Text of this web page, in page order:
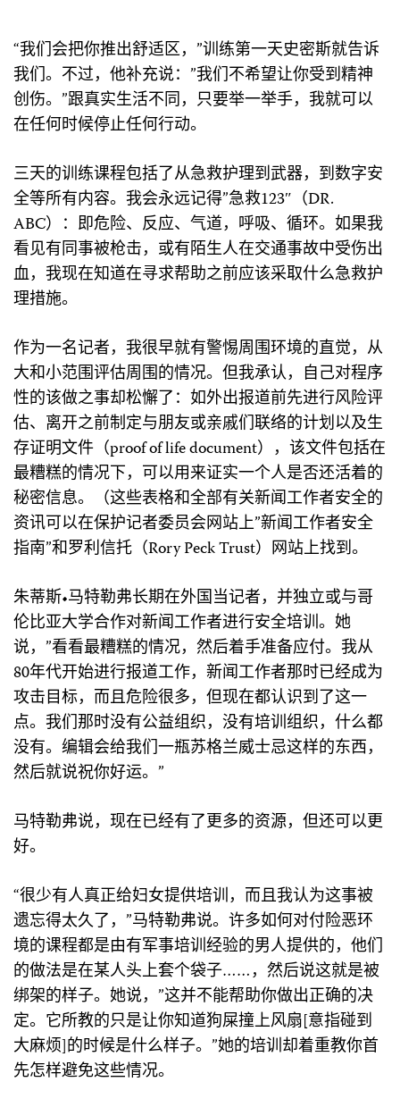
“我们会把你推出舒适区，”训练第一天史密斯就告诉
我们。不过，他补充说：”我们不希望让你受到精神
创伤。”跟真实生活不同，只要举一举手，我就可以
在任何时候停止任何行动。
三天的训练课程包括了从急救护理到武器，到数字安
全等所有内容。我会永远记得”急救123″（DR.
ABC）：即危险、反应、气道，呼吸、循环。如果我
看见有同事被枪击，或有陌生人在交通事故中受伤出
血，我现在知道在寻求帮助之前应该采取什么急救护
理措施。
作为一名记者，我很早就有警惕周围环境的直觉，从
大和小范围评估周围的情况。但我承认，自己对程序
性的该做之事却松懈了：如外出报道前先进行风险评
估、离开之前制定与朋友或亲戚们联络的计划以及生
存证明文件（proof of life document），该文件包括在
最糟糕的情况下，可以用来证实一个人是否还活着的
秘密信息。（这些表格和全部有关新闻工作者安全的
资讯可以在保护记者委员会网站上”新闻工作者安全
指南”和罗利信托（Rory Peck Trust）网站上找到。
朱蒂斯•马特勒弗长期在外国当记者，并独立或与哥
伦比亚大学合作对新闻工作者进行安全培训。她
说，”看看最糟糕的情况，然后着手准备应付。我从
80年代开始进行报道工作，新闻工作者那时已经成为
攻击目标，而且危险很多，但现在都认识到了这一
点。我们那时没有公益组织，没有培训组织，什么都
没有。编辑会给我们一瓶苏格兰威士忌这样的东西，
然后就说祝你好运。”
马特勒弗说，现在已经有了更多的资源，但还可以更
好。
“很少有人真正给妇女提供培训，而且我认为这事被
遗忘得太久了，”马特勒弗说。许多如何对付险恶环
境的课程都是由有军事培训经验的男人提供的，他们
的做法是在某人头上套个袋子……，然后说这就是被
绑架的样子。她说，”这并不能帮助你做出正确的决
定。它所教的只是让你知道狗屎撞上风扇[意指碰到
大麻烦]的时候是什么样子。”她的培训却着重教你首
先怎样避免这些情况。